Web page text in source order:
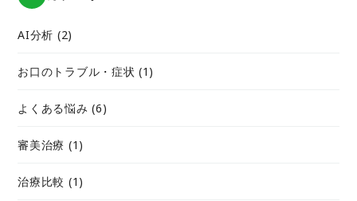
AI分析 (2)
お口のトラブル・症状 (1)
よくある悩み (6)
審美治療 (1)
治療比較 (1)